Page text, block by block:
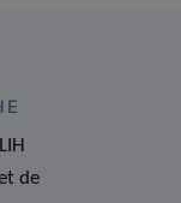
de